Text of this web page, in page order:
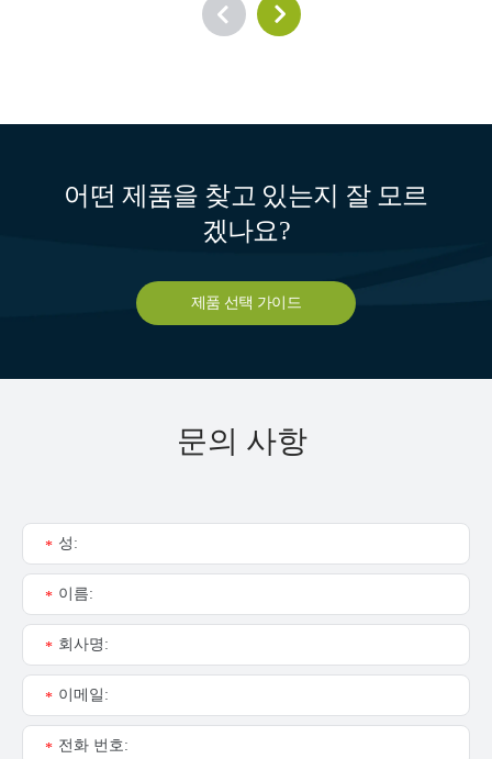
어떤 제품을 찾고 있는지 잘 모르
겠나요?
제품 선택 가이드
문의 사항
성:
*
이름:
*
회사명:
*
이메일:
*
전화 번호:
*